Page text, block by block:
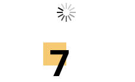
7